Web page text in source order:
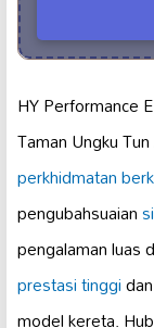
HY Performance
Taman Ungku
perkhidmatan
pengubahsuaian
pengalaman luas
prestasi tinggi
model kereta.